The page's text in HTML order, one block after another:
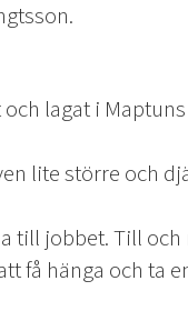
lagat i
lite större och
till jobbet. Till och
få hänga och ta